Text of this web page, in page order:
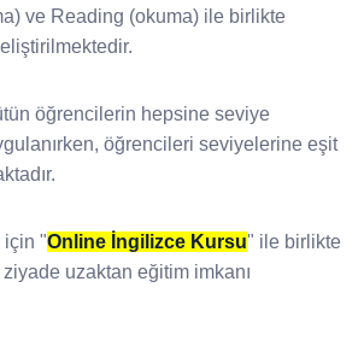
ve Reading (okuma) ile birlikte
öğrencilerin hepsine seviye
öğrencileri seviyelerine eşit
için "Online İngilizce Kursu" ile birlikte
ziyade uzaktan eğitim imkanı